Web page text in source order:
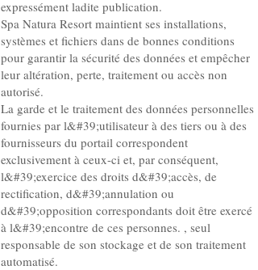
expressément ladite publication.
Spa Natura Resort maintient ses installations,
systèmes et fichiers dans de bonnes conditions
pour garantir la sécurité des données et empêcher
leur altération, perte, traitement ou accès non
autorisé.
La garde et le traitement des données personnelles
fournies par l&#39;utilisateur à des tiers ou à des
fournisseurs du portail correspondent
exclusivement à ceux-ci et, par conséquent,
l&#39;exercice des droits d&#39;accès, de
rectification, d&#39;annulation ou
d&#39;opposition correspondants doit être exercé
à l&#39;encontre de ces personnes. , seul
responsable de son stockage et de son traitement
automatisé.